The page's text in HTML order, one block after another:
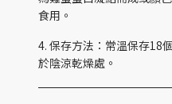
食用。
4. 保存方法：常溫保存18
於陰涼乾燥處。